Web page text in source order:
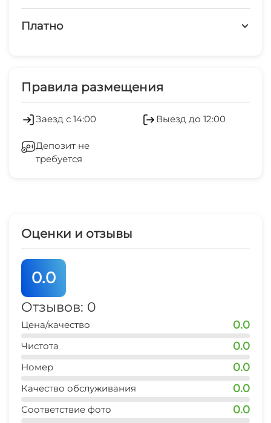
и ночи,
невзирая на снег, дождь, слякоть или жаркое
Платно
Стиральная машина
Люкс для новобрачных
Семейные номера
Правила размещения
Заезд с 14:00 Выезд до 12:00
Депозит не
требуется
Оценки и отзывы
0.0
Отзывов: 0
Цена/качество 0.0
Чистота 0.0
Номер 0.0
Качество обслуживания 0.0
Соответствие фото 0.0